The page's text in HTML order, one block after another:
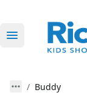
Buddy